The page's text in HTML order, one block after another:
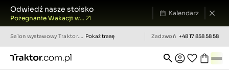
Odwiedź nasze stoisko
Pożegnanie Wakacji w...
Kalendarz
Salon wystawowy Traktor.com.pl Pokaż trasę Zadzwoń +48 17 858 58 58